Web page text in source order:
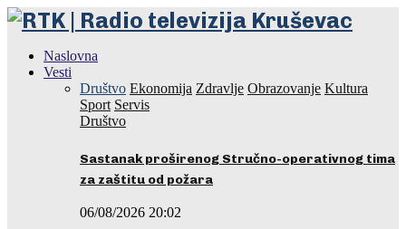
Naslovna
Vesti
Društvo Ekonomija Zdravlje Obrazovanje Kultura
Sport Servis
Društvo
Sastanak proširenog Stručno-operativnog tima
za zaštitu od požara
06/08/2026 20:02